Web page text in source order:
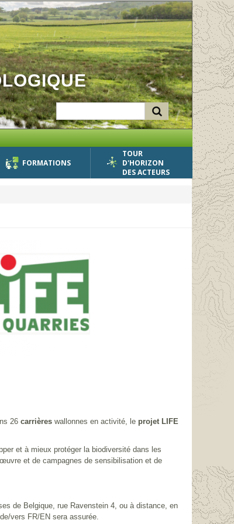
FORMATIONS
TOUR
D'HORIZON
DES ACTEURS
26 carrières wallonnes en activité, le projet LIFE
et à mieux protéger la biodiversité dans les
et de campagnes de sensibilisation et de
de Belgique, rue Ravenstein 4, ou à distance, en
vers FR/EN sera assurée.